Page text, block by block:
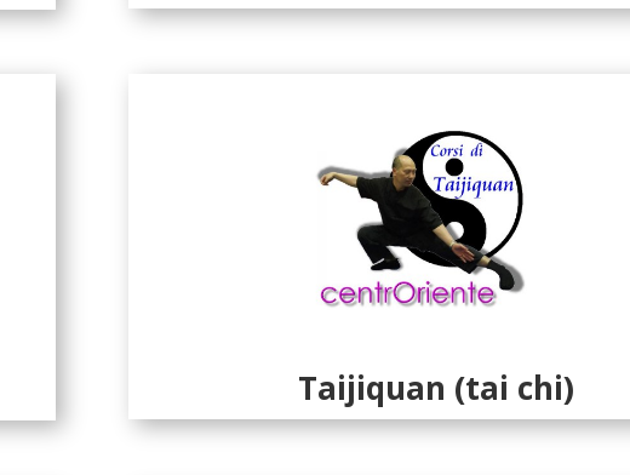
Taijiquan (tai chi)